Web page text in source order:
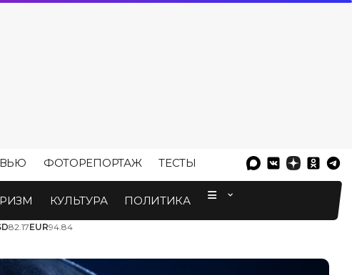
ФОТОРЕПОРТАЖ ТЕСТЫ
КУЛЬТУРА ПОЛИТИКА
82.17EUR94.84